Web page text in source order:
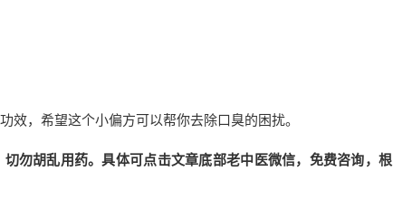
，希望这个小偏方可以帮你去除口臭的困扰。
勿胡乱用药。具体可点击文章底部老中医微信，免费咨询，根